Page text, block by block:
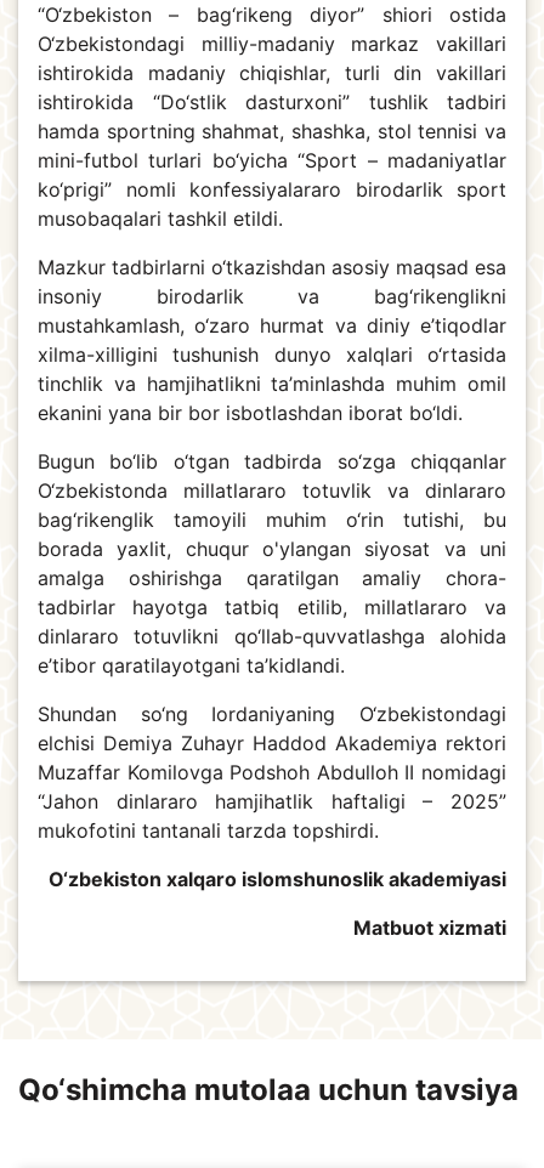
“O‘zbekiston – bag‘rikeng diyor” shiori ostida
O‘zbekistondagi milliy-madaniy markaz vakillari
ishtirokida madaniy chiqishlar, turli din vakillari
ishtirokida “Do‘stlik dasturxoni” tushlik tadbiri
hamda sportning shahmat, shashka, stol tennisi va
mini-futbol turlari bo‘yicha “Sport – madaniyatlar
ko‘prigi” nomli konfessiyalararo birodarlik sport
musobaqalari tashkil etildi.
Mazkur tadbirlarni o‘tkazishdan asosiy maqsad esa
insoniy birodarlik va bag‘rikenglikni
mustahkamlash, o‘zaro hurmat va diniy e’tiqodlar
xilma-xilligini tushunish dunyo xalqlari o‘rtasida
tinchlik va hamjihatlikni ta’minlashda muhim omil
ekanini yana bir bor isbotlashdan iborat bo‘ldi.
Bugun bo‘lib o‘tgan tadbirda so‘zga chiqqanlar
O‘zbekistonda millatlararo totuvlik va dinlararo
bag‘rikenglik tamoyili muhim o‘rin tutishi, bu
borada yaxlit, chuqur o'ylangan siyosat va uni
amalga oshirishga qaratilgan amaliy chora-
tadbirlar hayotga tatbiq etilib, millatlararo va
dinlararo totuvlikni qo‘llab-quvvatlashga alohida
e’tibor qaratilayotgani ta’kidlandi.
Shundan so‘ng Iordaniyaning O‘zbekistondagi
elchisi Demiya Zuhayr Haddod Akademiya rektori
Muzaffar Komilovga Podshoh Abdulloh II nomidagi
“Jahon dinlararo hamjihatlik haftaligi – 2025”
mukofotini tantanali tarzda topshirdi.
O‘zbekiston xalqaro islomshunoslik akademiyasi
Matbuot xizmati
Qo‘shimcha mutolaa uchun tavsiya